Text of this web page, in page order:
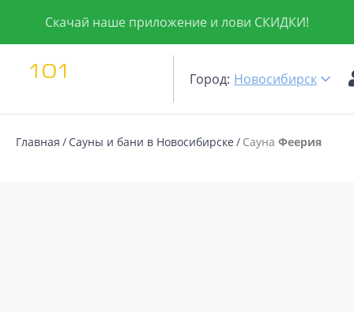
Скачай наше приложение и лови СКИДКИ!
Город: Новосибирск
Главная Сауны и бани в Новосибирске Сауна Феерия